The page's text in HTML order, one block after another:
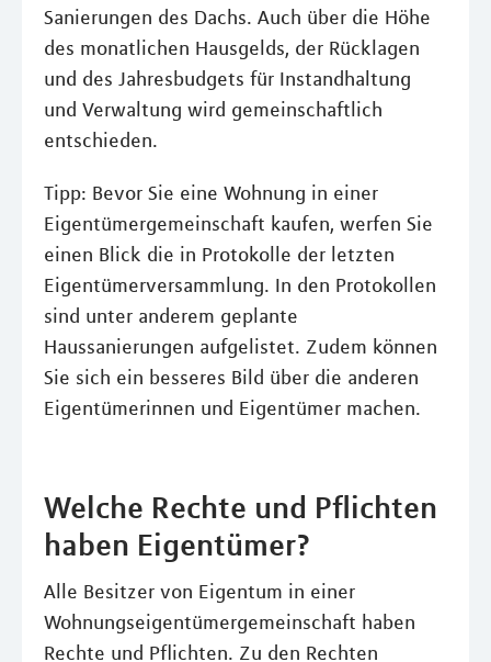
Sanierungen des Dachs. Auch über die Höhe
des monatlichen Hausgelds, der Rücklagen
und des Jahresbudgets für Instandhaltung
und Verwaltung wird gemeinschaftlich
entschieden.
Tipp: Bevor Sie eine Wohnung in einer
Eigentümergemeinschaft kaufen, werfen Sie
einen Blick die in Protokolle der letzten
Eigentümerversammlung. In den Protokollen
sind unter anderem geplante
Haussanierungen aufgelistet. Zudem können
Sie sich ein besseres Bild über die anderen
Eigentümerinnen und Eigentümer machen.
Welche Rechte und Pflichten
haben Eigentümer?
Alle Besitzer von Eigentum in einer
Wohnungseigentümergemeinschaft haben
Rechte und Pflichten. Zu den Rechten